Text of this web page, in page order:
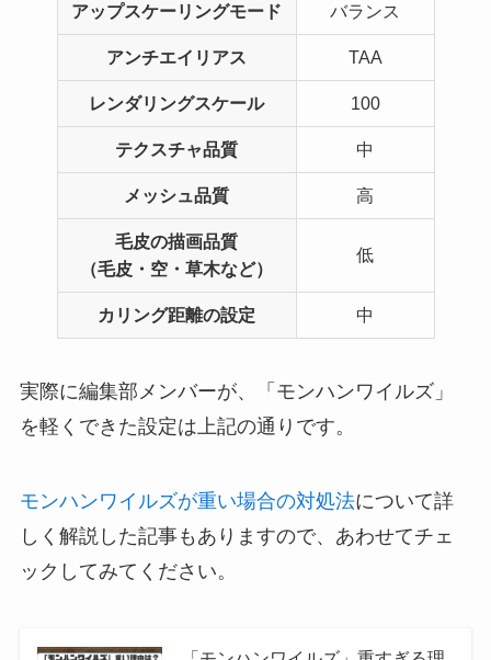
アップスケーリングモード バランス
アンチエイリアス TAA
レンダリングスケール 100
テクスチャ品質 中
メッシュ品質 高
毛皮の描画品質
（毛皮・空・草木など）
低
カリング距離の設定 中
実際に編集部メンバーが、「モンハンワイルズ」
を軽くできた設定は上記の通りです。
モンハンワイルズが重い場合の対処法について詳
しく解説した記事もありますので、あわせてチェ
ックしてみてください。